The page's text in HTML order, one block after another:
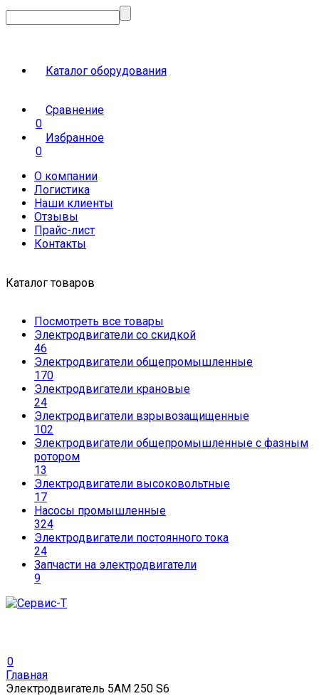
Каталог оборудования
Сравнение
0
Избранное
0
О компании
Логистика
Наши клиенты
Отзывы
Прайс-лист
Контакты
Каталог товаров
Посмотреть все товары
Электродвигатели со скидкой
46
Электродвигатели общепромышленные
170
Электродвигатели крановые
24
Электродвигатели взрывозащищенные
102
Электродвигатели общепромышленные с фазным
ротором
13
Электродвигатели высоковольтные
17
Насосы промышленные
324
Электродвигатели постоянного тока
24
Запчасти на электродвигатели
9
0
Главная
Электродвигатель 5АМ 250 S6